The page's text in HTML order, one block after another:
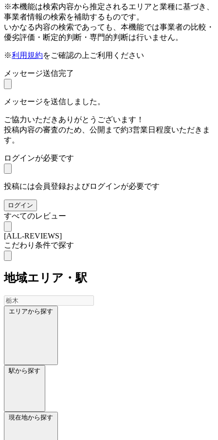
※本機能は検索内容から推定されるエリアと業種に基づき、
事業者情報の検索を補助するものです。
いかなる内容の検索であっても、本機能では事業者の比較・
優劣評価・断定的判断・専門的判断は行いません。
※利用規約をご確認の上ご利用ください
メッセージ送信完了
メッセージを送信しました。
ご協力いただきありがとうございます！
投稿内容の審査のため、公開まで約3営業日程度いただきま
す。
ログインが必要です
投稿には会員登録およびログインが必要です
ログイン
すべてのレビュー
[ALL-REVIEWS]
こだわり条件で探す
地域エリア・駅
エリアから探す
駅から探す
現在地から探す